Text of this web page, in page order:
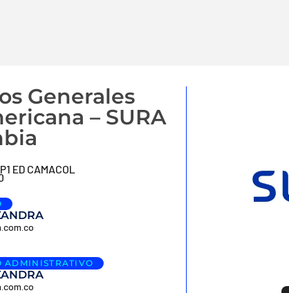
Generales
– SURA
ED CAMACOL
ADMINISTRATIVO